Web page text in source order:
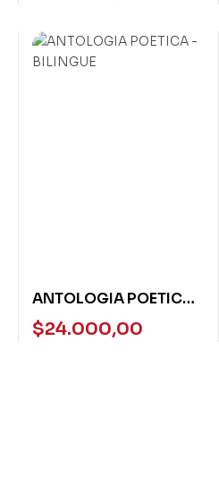
ANTOLOGIA POETICA –
BILINGUE
$24.000,00